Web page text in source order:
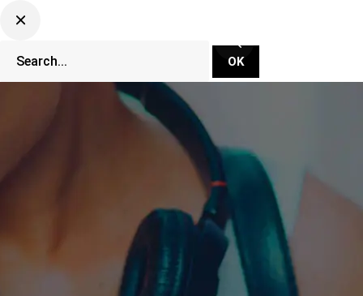
CLUBBING TV NETWORK